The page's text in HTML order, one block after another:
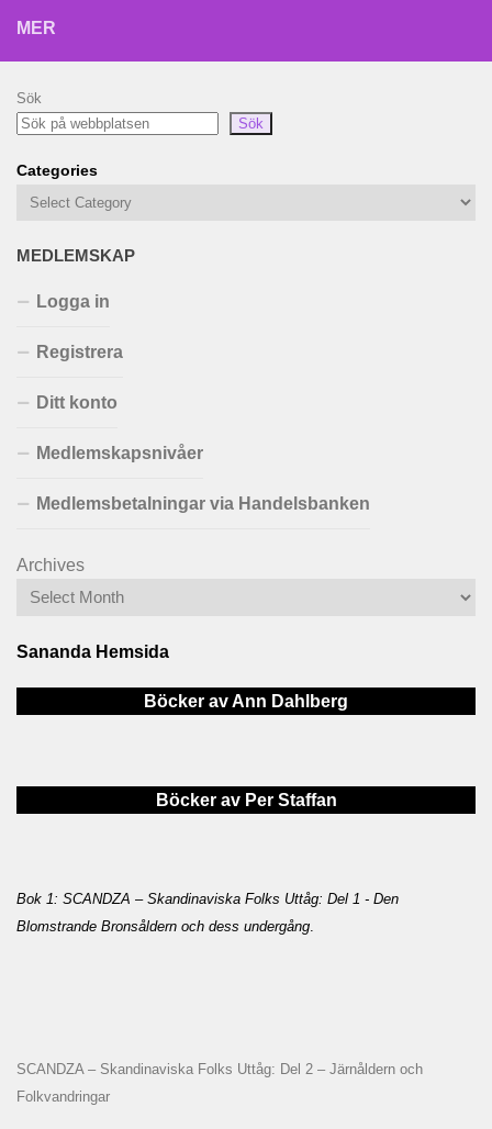
MER
Sök
Sök
Categories
MEDLEMSKAP
Logga in
Registrera
Ditt konto
Medlemskapsnivåer
Medlemsbetalningar via Handelsbanken
Archives
Sananda Hemsida
Böcker av Ann Dahlberg
Böcker av Per Staffan
Bok 1: SCANDZA – Skandinaviska Folks Uttåg: Del 1 - Den
Blomstrande Bronsåldern och dess undergång
SCANDZA – Skandinaviska Folks Uttåg: Del 2 – Järnåldern och
Folkvandringar